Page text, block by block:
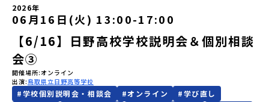
イベント参加方法
会員登録
2026年
06月16日(火) 13:00-17:00
【6/16】日野高校学校説明会＆個別相談
会③
開催場所 オンライン
出演 鳥取県立日野高等学校
#学校個別説明会・相談会 #オンライン #学び直し